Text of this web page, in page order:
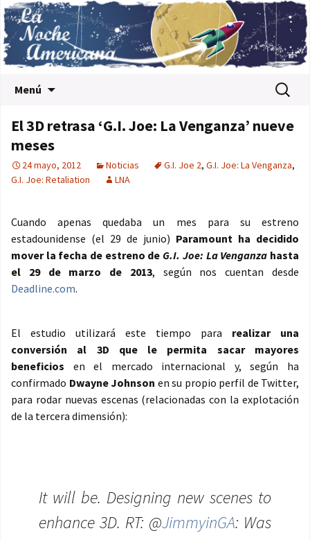
Menú Buscar:
El 3D retrasa ‘G.I. Joe: La Venganza’ nueve
meses
24 mayo, 2012 Noticias G.I. Joe 2, G.I. Joe: La Venganza,
G.I. Joe: Retaliation
LNA
Cuando apenas quedaba un mes para su estreno
estadounidense (el 29 de junio) Paramount ha decidido
mover la fecha de estreno de G.I. Joe: La Venganza hasta
el 29 de marzo de 2013, según nos cuentan desde
Deadline.com.
El estudio utilizará este tiempo para realizar una
conversión al 3D que le permita sacar mayores
beneficios en el mercado internacional y, según ha
confirmado Dwayne Johnson en su propio perfil de Twitter,
para rodar nuevas escenas (relacionadas con la explotación
de la tercera dimensión):
It will be. Designing new scenes to
enhance 3D. RT: @JimmyinGA: Was